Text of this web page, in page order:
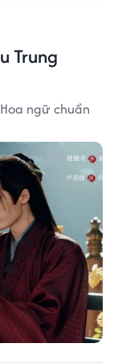
Trung
ngữ chuẩn